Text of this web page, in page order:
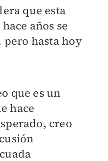
que esta
años se
hasta hoy
que es un
hace
creo